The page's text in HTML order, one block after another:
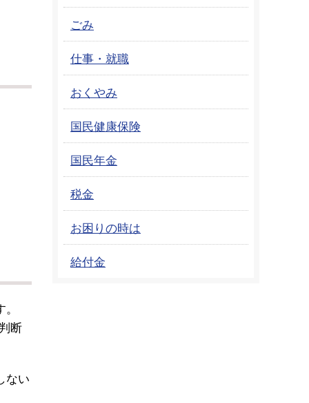
断
ない
ごみ
仕事・就職
おくやみ
国民健康保険
国民年金
税金
お困りの時は
給付金